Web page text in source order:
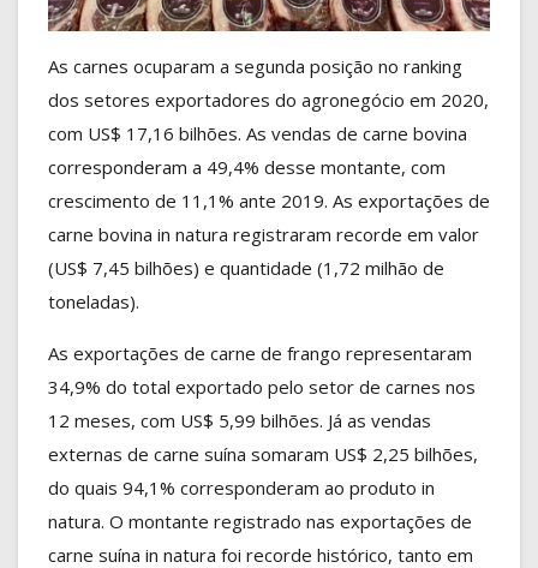
As carnes ocuparam a segunda posição no ranking
dos setores exportadores do agronegócio em 2020,
com US$ 17,16 bilhões. As vendas de carne bovina
corresponderam a 49,4% desse montante, com
crescimento de 11,1% ante 2019. As exportações de
carne bovina in natura registraram recorde em valor
(US$ 7,45 bilhões) e quantidade (1,72 milhão de
toneladas).
As exportações de carne de frango representaram
34,9% do total exportado pelo setor de carnes nos
12 meses, com US$ 5,99 bilhões. Já as vendas
externas de carne suína somaram US$ 2,25 bilhões,
do quais 94,1% corresponderam ao produto in
natura. O montante registrado nas exportações de
carne suína in natura foi recorde histórico, tanto em